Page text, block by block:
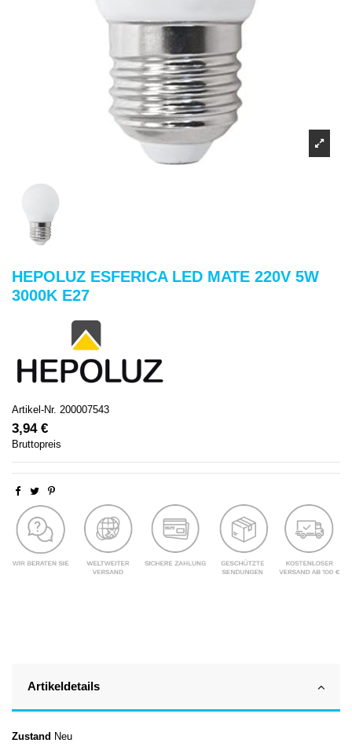
HEPOLUZ ESFERICA LED MATE 220V 5W
3000K E27
Artikel-Nr. 200007543
3,94 €
Bruttopreis
Artikeldetails
Zustand Neu